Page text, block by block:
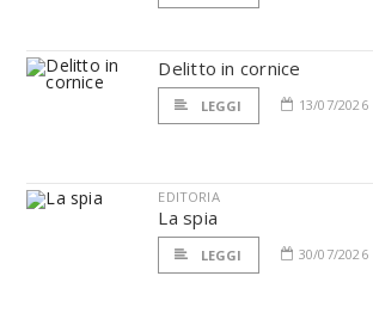
Delitto in cornice
LEGGI 13/07/2026
EDITORIA
La spia
LEGGI 30/07/2026